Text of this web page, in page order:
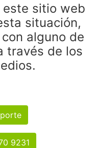
este sitio web
situación,
alguno de
través de los
9231